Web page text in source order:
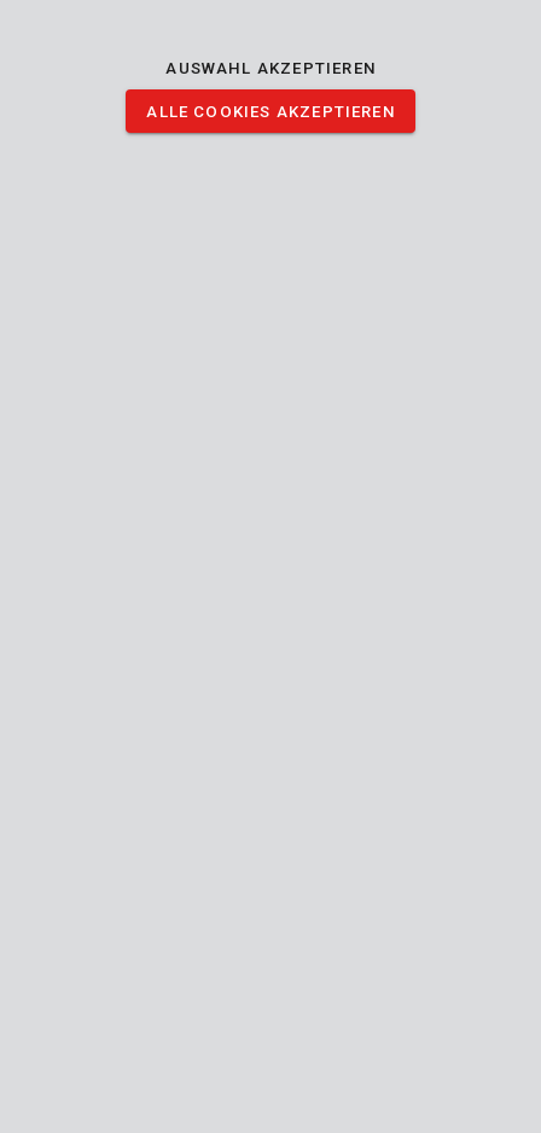
AUSWAHL AKZEPTIEREN
ALLE COOKIES AKZEPTIEREN